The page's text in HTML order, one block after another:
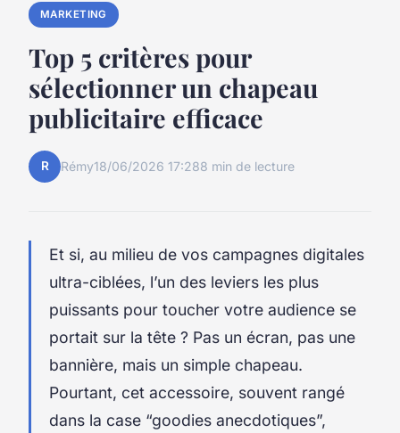
MARKETING
Top 5 critères pour
sélectionner un chapeau
publicitaire efficace
R Rémy18/06/2026 17:288 min de lecture
Et si, au milieu de vos campagnes digitales
ultra-ciblées, l’un des leviers les plus
puissants pour toucher votre audience se
portait sur la tête ? Pas un écran, pas une
bannière, mais un simple chapeau.
Pourtant, cet accessoire, souvent rangé
dans la case “goodies anecdotiques”,